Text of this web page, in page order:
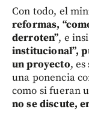
Con todo, el
reformas,
derroten”, e
institucional”,
un proyecto,
una ponencia
como si fueran
no se discute,